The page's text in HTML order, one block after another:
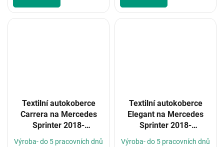
Textilní autokoberce
Carrera na Mercedes
Sprinter 2018-
(Konfigurátor)
Výroba- do 5 pracovních dnů
Textilní autokoberce
Elegant na Mercedes
Sprinter 2018-
(Konfigurátor)
Výroba- do 5 pracovních dnů